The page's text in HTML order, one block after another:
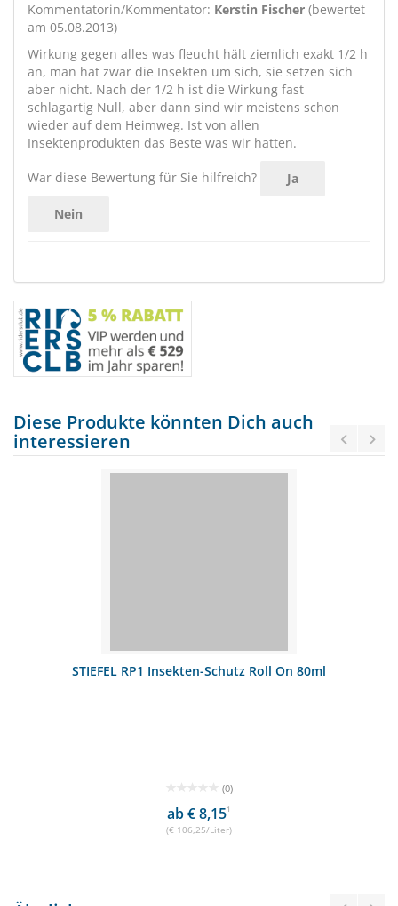
Kommentatorin/Kommentator: Kerstin Fischer (bewertet
am 05.08.2013)
Wirkung gegen alles was fleucht hält ziemlich exakt 1/2 h
an, man hat zwar die Insekten um sich, sie setzen sich
aber nicht. Nach der 1/2 h ist die Wirkung fast
schlagartig Null, aber dann sind wir meistens schon
wieder auf dem Heimweg. Ist von allen
Insektenprodukten das Beste was wir hatten.
War diese Bewertung für Sie hilfreich? Ja
Nein
Diese Produkte könnten Dich auch
interessieren
STIEFEL RP1 Insekten-Schutz Roll On 80ml
(0)
ab € 8,151
(€ 106,25/Liter)